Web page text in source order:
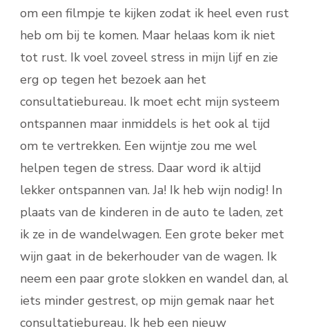
om een filmpje te kijken zodat ik heel even rust
heb om bij te komen. Maar helaas kom ik niet
tot rust. Ik voel zoveel stress in mijn lijf en zie
erg op tegen het bezoek aan het
consultatiebureau. Ik moet echt mijn systeem
ontspannen maar inmiddels is het ook al tijd
om te vertrekken. Een wijntje zou me wel
helpen tegen de stress. Daar word ik altijd
lekker ontspannen van. Ja! Ik heb wijn nodig! In
plaats van de kinderen in de auto te laden, zet
ik ze in de wandelwagen. Een grote beker met
wijn gaat in de bekerhouder van de wagen. Ik
neem een paar grote slokken en wandel dan, al
iets minder gestrest, op mijn gemak naar het
consultatiebureau. Ik heb een nieuw